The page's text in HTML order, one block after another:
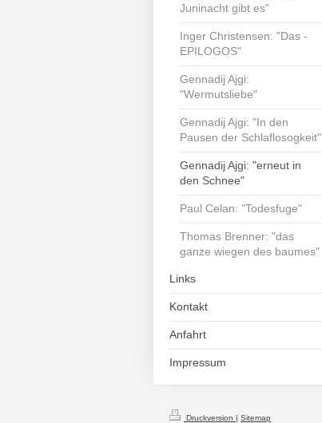
Juninacht gibt es"
Inger Christensen: "Das -
EPILOGOS"
Gennadij Ajgi:
"Wermutsliebe"
Gennadij Ajgi: "In den
Pausen der Schlaflosogkeit"
Gennadij Ajgi: "erneut in
den Schnee"
Paul Celan: "Todesfuge"
Thomas Brenner: "das
ganze wiegen des baumes"
Links
Kontakt
Anfahrt
Impressum
Druckversion | Sitemap